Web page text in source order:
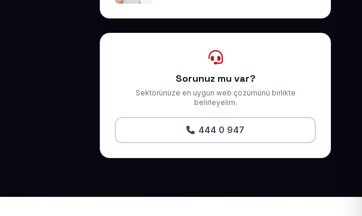
Sorunuz mu var?
Sektörünüze en uygun web çözümünü birlikte
belirleyelim.
444 0 947